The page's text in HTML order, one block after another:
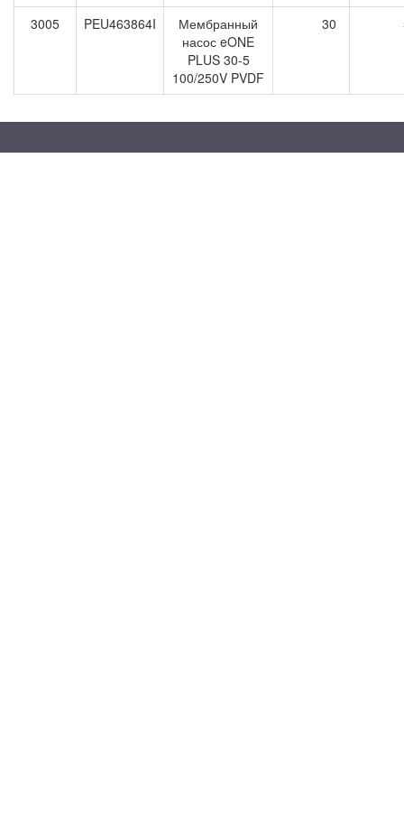
3005 PEU463864I
Мембранный
насос eONE
PLUS 30-5
100/250V PVDF
30